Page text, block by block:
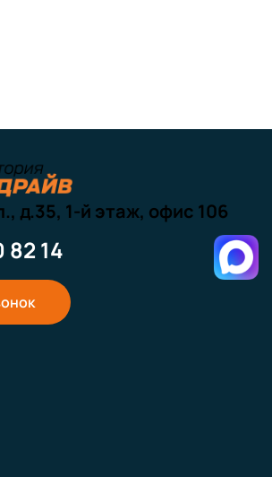
д.35, 1-й этаж, офис 106
82 14